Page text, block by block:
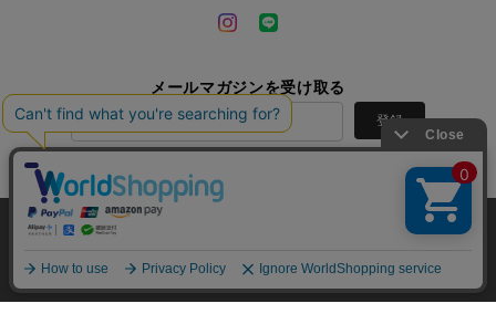
メールマガジンを受け取る
登録
Mbeaute |プライバシーポリシー |会員規約
ショップに質問する